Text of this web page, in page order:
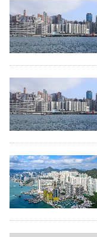
訂
閱
區